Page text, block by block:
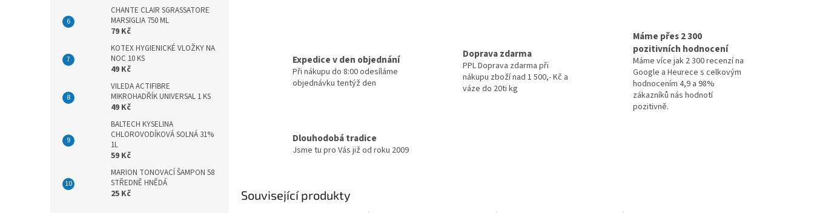
CHANTE CLAIR SGRASSATORE
MARSIGLIA 750 ML
79 Kč
KOTEX HYGIENICKÉ VLOŽKY NA
NOC 10 KS
49 Kč
VILEDA ACTIFIBRE
MIKROHADŘÍK UNIVERSAL 1 KS
49 Kč
BALTECH KYSELINA
CHLOROVODÍKOVÁ SOLNÁ 31%
1L
59 Kč
MARION TONOVACÍ ŠAMPON 58
STŘEDNĚ HNĚDÁ
25 Kč
Expedice v den objednání
Při nákupu do 8:00 odesíláme
objednávku tentýž den
Doprava zdarma
PPL Doprava zdarma při
nákupu zboží nad 1 500,- Kč a
váze do 20ti kg
Máme přes 2 300
pozitivních hodnocení
Máme více jak 2 300 recenzí na
Google a Heurece s celkovým
hodnocením 4,9 a 98%
zákazníků nás hodnotí
pozitivně.
Dlouhodobá tradice
Jsme tu pro Vás již od roku 2009
Související produkty